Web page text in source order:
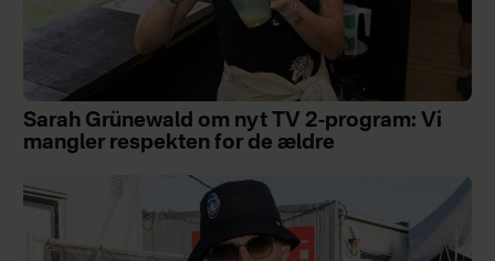
Sarah Grünewald om nyt TV 2-program: Vi
mangler respekten for de ældre